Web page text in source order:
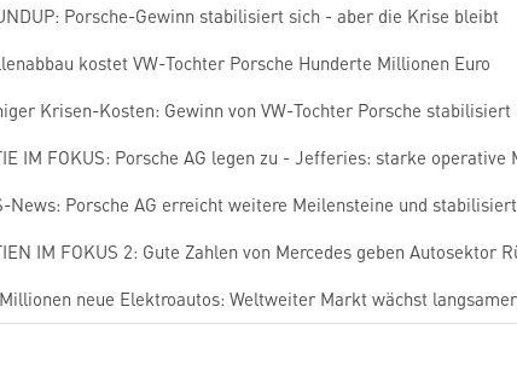
Porsche-Gewinn stabilisiert sich - aber die Krise bleibt
kostet VW-Tochter Porsche Hunderte Millionen Euro
Krisen-Kosten: Gewinn von VW-Tochter Porsche stabilisiert
IM FOKUS: Porsche AG legen zu - Jefferies: starke operative
News: Porsche AG erreicht weitere Meilensteine und
IM FOKUS 2: Gute Zahlen von Mercedes geben Autosektor
neue Elektroautos: Weltweiter Markt wächst langsamer